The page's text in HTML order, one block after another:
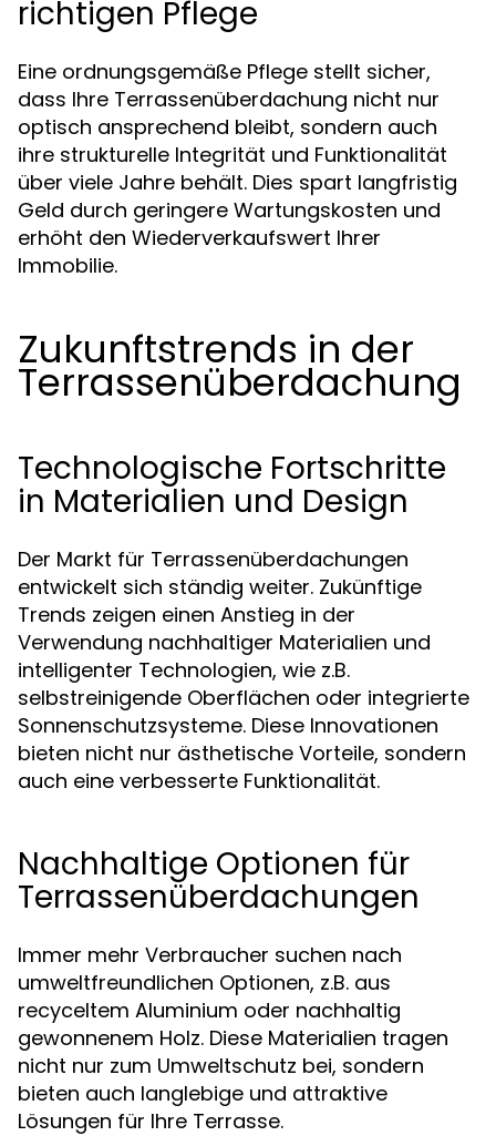
richtigen Pflege
Eine ordnungsgemäße Pflege stellt sicher,
dass Ihre Terrassenüberdachung nicht nur
optisch ansprechend bleibt, sondern auch
ihre strukturelle Integrität und Funktionalität
über viele Jahre behält. Dies spart langfristig
Geld durch geringere Wartungskosten und
erhöht den Wiederverkaufswert Ihrer
Immobilie.
Zukunftstrends in der
Terrassenüberdachung
Technologische Fortschritte
in Materialien und Design
Der Markt für Terrassenüberdachungen
entwickelt sich ständig weiter. Zukünftige
Trends zeigen einen Anstieg in der
Verwendung nachhaltiger Materialien und
intelligenter Technologien, wie z.B.
selbstreinigende Oberflächen oder integrierte
Sonnenschutzsysteme. Diese Innovationen
bieten nicht nur ästhetische Vorteile, sondern
auch eine verbesserte Funktionalität.
Nachhaltige Optionen für
Terrassenüberdachungen
Immer mehr Verbraucher suchen nach
umweltfreundlichen Optionen, z.B. aus
recyceltem Aluminium oder nachhaltig
gewonnenem Holz. Diese Materialien tragen
nicht nur zum Umweltschutz bei, sondern
bieten auch langlebige und attraktive
Lösungen für Ihre Terrasse.